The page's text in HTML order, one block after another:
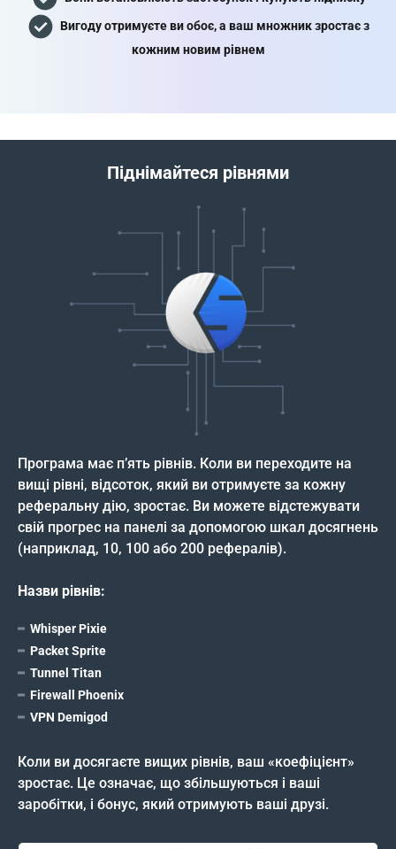
Вигоду отримуєте ви обоє, а ваш множник зростає з
кожним новим рівнем
Піднімайтеся рівнями
Програма має п’ять рівнів. Коли ви переходите на
вищі рівні, відсоток, який ви отримуєте за кожну
реферальну дію, зростає. Ви можете відстежувати
свій прогрес на панелі за допомогою шкал досягнень
(наприклад, 10, 100 або 200 рефералів).
Назви рівнів:
Whisper Pixie
Packet Sprite
Tunnel Titan
Firewall Phoenix
VPN Demigod
Коли ви досягаєте вищих рівнів, ваш «коефіцієнт»
зростає. Це означає, що збільшуються і ваші
заробітки, і бонус, який отримують ваші друзі.